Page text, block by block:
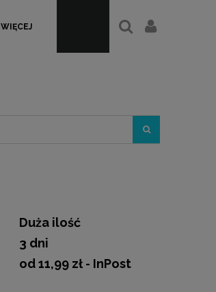
WIĘCEJ
Duża ilość
3 dni
od 11,99 zł - InPost